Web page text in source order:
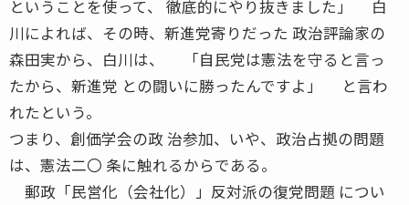
ということを使って、 徹底的にやり抜きました」 白
川によれば、その時、新進党寄りだった 政治評論家の
森田実から、白川は、 「自民党は憲法を守ると言っ
たから、新進党 との闘いに勝ったんですよ」 と言わ
れたという。
つまり、創価学会の政 治参加、いや、政治占拠の問題
は、憲法二〇 条に触れるからである。
郵政「民営化（会社化）」反対派の復党問題 につい